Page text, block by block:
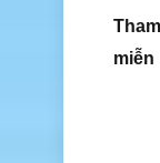
miễn